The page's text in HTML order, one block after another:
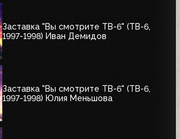
Заставка "Вы смотрите ТВ-6" (ТВ-6,
1997-1998) Иван Демидов
Заставка "Вы смотрите ТВ-6" (ТВ-6,
1997-1998) Юлия Меньшова